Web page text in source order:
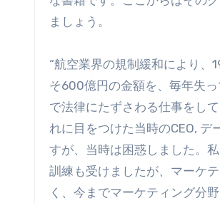
ましょう。
“航空業界の規制緩和により
そ600億円の金額を、毎年失
で法律にたずさわる仕事をし
れに目をつけた当時のCEO,
すが、当時は困惑しました。
訓練も受けましたが、マーケ
く、今までマーケティング分